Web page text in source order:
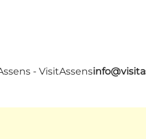
- VisitAssens